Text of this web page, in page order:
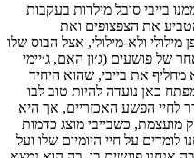
בייבי סובל מילדות בעקבות
את הצפצופים ואת
מילולי ולא-מילולי, אצל הבוס שלו
של פושעים (ג׳ון האם, ג׳יימי
מחליף את בייבי, שהוא היחיד
כאן נועדה להיות טוב לבו
לחיי הפשע האכזריים, אך היא
מועצמת, כשבייבי מוצג כדמות
על חיי היומיום שלו ועל